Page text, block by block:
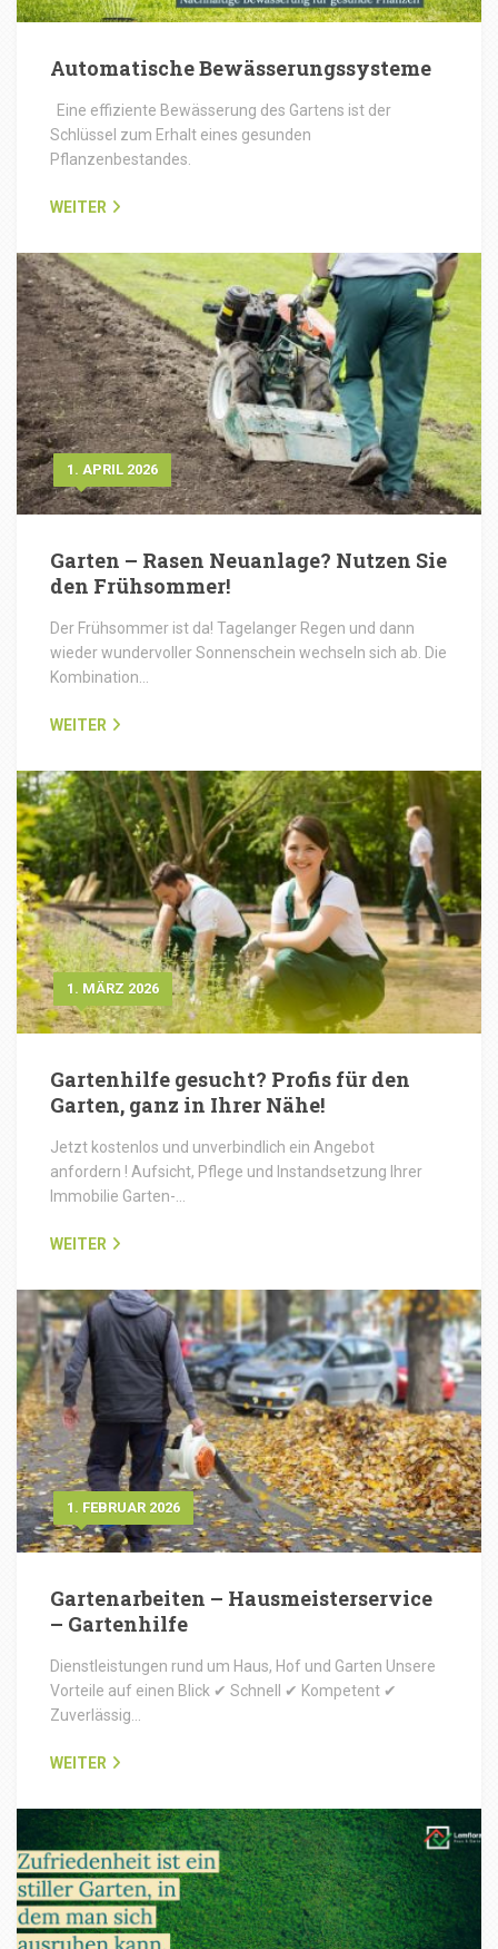
Automatische Bewässerungssysteme
Eine effiziente Bewässerung des Gartens ist der
Schlüssel zum Erhalt eines gesunden
Pflanzenbestandes.
WEITER
1. APRIL 2026
Garten – Rasen Neuanlage? Nutzen Sie
den Frühsommer!
Der Frühsommer ist da! Tagelanger Regen und dann
wieder wundervoller Sonnenschein wechseln sich ab. Die
Kombination…
WEITER
1. MÄRZ 2026
Gartenhilfe gesucht? Profis für den
Garten, ganz in Ihrer Nähe!
Jetzt kostenlos und unverbindlich ein Angebot
anfordern ! Aufsicht, Pflege und Instandsetzung Ihrer
Immobilie Garten-…
WEITER
1. FEBRUAR 2026
Gartenarbeiten – Hausmeisterservice
– Gartenhilfe
Dienstleistungen rund um Haus, Hof und Garten Unsere
Vorteile auf einen Blick ✔ Schnell ✔ Kompetent ✔
Zuverlässig…
WEITER